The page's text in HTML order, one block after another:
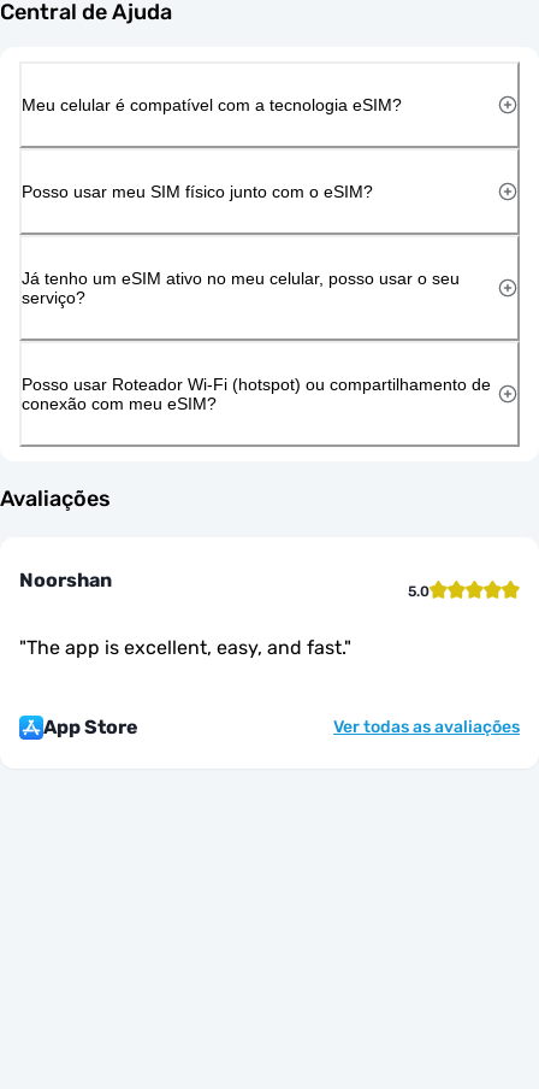
Central de Ajuda
Meu celular é compatível com a tecnologia eSIM?
Posso usar meu SIM físico junto com o eSIM?
Já tenho um eSIM ativo no meu celular, posso usar o seu
serviço?
Posso usar Roteador Wi-Fi (hotspot) ou compartilhamento de
conexão com meu eSIM?
Avaliações
Noorshan 5.0
"The app is excellent, easy, and fast."
App Store Ver todas as avaliações